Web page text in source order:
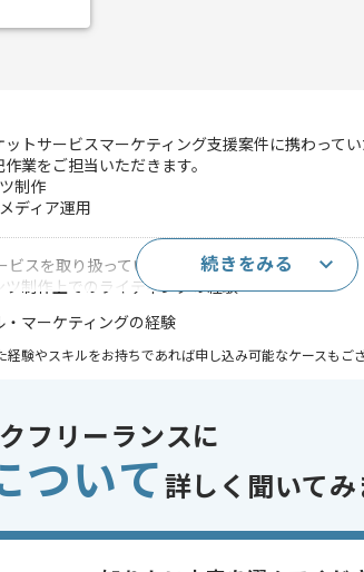
ットサービスマーケティング支援案件に携わってい
作業をご担当いただきます。
制作
ディア運用
ビスを取り扱っている企業での経験
ツ制作上でのライティングの経験
・マーケティングの経験
験やスキルをお持ちであれば申し込み可能なケースもご
20代活躍中 , 30代活躍中
有
間
140時間〜180時間
続きをみる
フリーランスに
ついて 詳しく聞いてみ